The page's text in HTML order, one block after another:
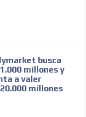
busca
millones y
a valer
millones